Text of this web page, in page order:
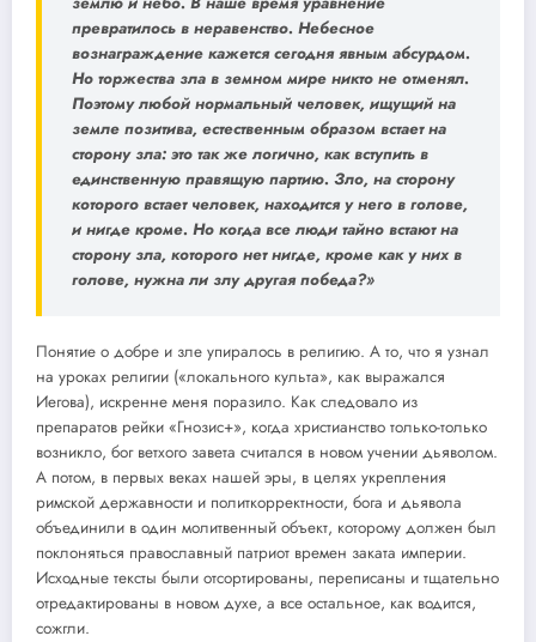
превратилось в неравенство. Небесное
вознаграждение кажется сегодня явным абсурдом.
Но торжества зла в земном мире никто не отменял.
Поэтому любой нормальный человек, ищущий на
земле позитива, естественным образом встает на
сторону зла: это так же логично, как вступить в
единственную правящую партию. Зло, на сторону
которого встает человек, находится у него в голове,
и нигде кроме. Но когда все люди тайно встают на
сторону зла, которого нет нигде, кроме как у них в
голове, нужна ли злу другая победа?»
Понятие о добре и зле упиралось в религию. А то, что я узнал
на уроках религии («локального культа», как выражался
Иегова), искренне меня поразило. Как следовало из
препаратов рейки «Гнозис+», когда христианство только-только
возникло, бог ветхого завета считался в новом учении дьяволом.
А потом, в первых веках нашей эры, в целях укрепления
римской державности и политкорректности, бога и дьявола
объединили в один молитвенный объект, которому должен был
поклоняться православный патриот времен заката империи.
Исходные тексты были отсортированы, переписаны и тщательно
отредактированы в новом духе, а все остальное, как водится,
сожгли.